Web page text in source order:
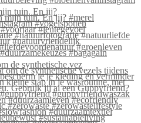
tuin. En jij?
de synthetische vez